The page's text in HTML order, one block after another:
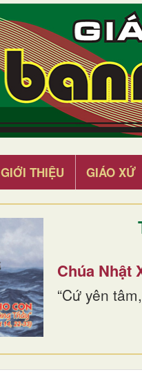
GIỚI THIỆU GIÁO XỨ
Chúa Nhật
“Cứ yên